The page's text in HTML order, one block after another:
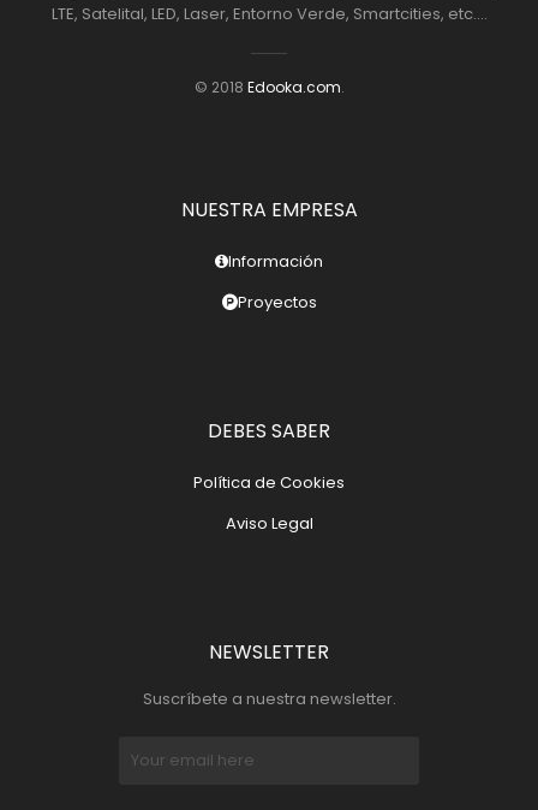
LTE, Satelital, LED, Laser, Entorno Verde, Smartcities, etc....
© 2018 Edooka.com.
NUESTRA EMPRESA
Información
Proyectos
DEBES SABER
Política de Cookies
Aviso Legal
NEWSLETTER
Suscríbete a nuestra newsletter.